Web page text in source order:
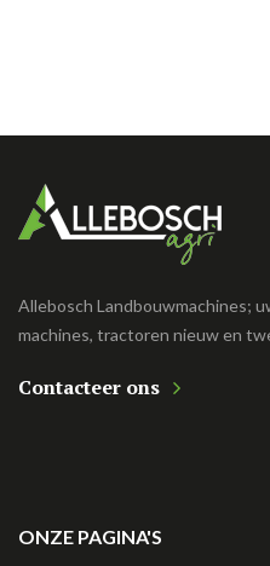
Allebosch Landbouwmachines;
machines, tractoren nieuw en
Contacteer ons
ONZE PAGINA'S